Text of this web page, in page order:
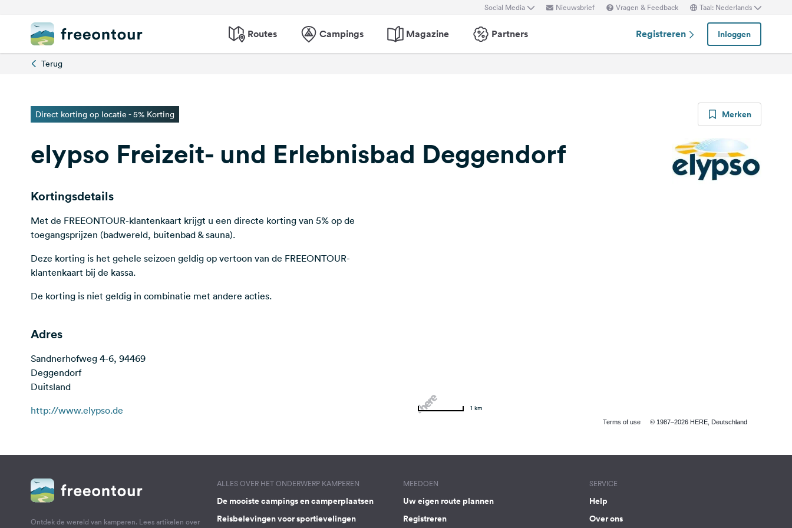
Social Media Nieuwsbrief Vragen & Feedback Taal: Nederlands
Routes Campings Magazine Partners Registreren Inloggen
Terug
Direct korting op locatie - 5% Korting Merken
elypso Freizeit- und Erlebnisbad Deggendorf
Kortingsdetails
Met de FREEONTOUR-klantenkaart krijgt u een directe korting van 5% op de
toegangsprijzen (badwereld, buitenbad & sauna).
Deze korting is het gehele seizoen geldig op vertoon van de FREEONTOUR-
klantenkaart bij de kassa.
De korting is niet geldig in combinatie met andere acties.
Adres
Sandnerhofweg 4-6, 94469
Deggendorf
Duitsland
http://www.elypso.de
Terms of use © 1987–2026 HERE, Deutschland
1 km
Ontdek de wereld van kamperen. Lees artikelen over
ALLES OVER HET ONDERWERP KAMPEREN
De mooiste campings en camperplaatsen
Reisbelevingen voor sportievelingen
MEEDOEN
Uw eigen route plannen
Registreren
SERVICE
Help
Over ons